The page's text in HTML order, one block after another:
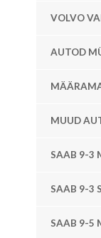
VOLVO
AUTOD
MUUD
SAAB 9-3
SAAB 9-3
SAAB 9-5